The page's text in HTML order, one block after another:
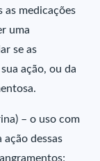
as medicações
uma
se as
ação, ou da
– o uso com
dessas